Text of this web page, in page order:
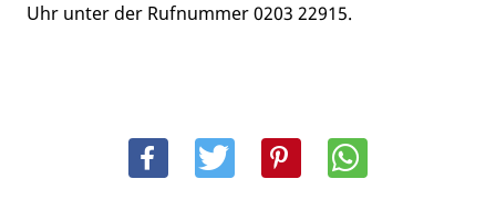
Uhr unter der Rufnummer 0203 22915.